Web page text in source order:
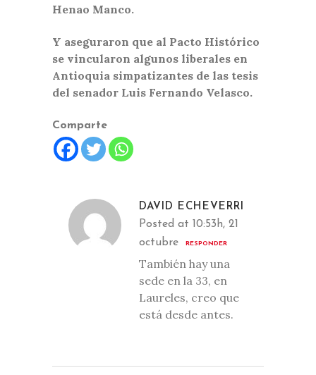
Henao Manco.
Y aseguraron que al Pacto Histórico
se vincularon algunos liberales en
Antioquia simpatizantes de las tesis
del senador Luis Fernando Velasco.
Comparte
DAVID ECHEVERRI
Posted at 10:53h, 21
octubre
RESPONDER
También hay una
sede en la 33, en
Laureles, creo que
está desde antes.